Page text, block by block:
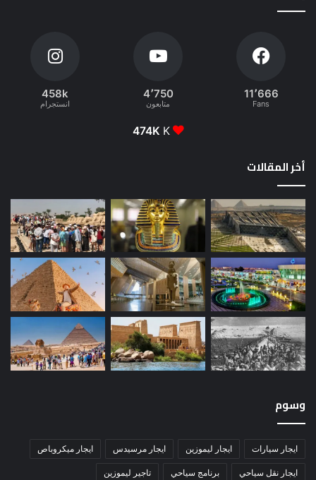
11٬666
Fans
4٬750
متابعون
458k
انستجرام
474K K
أخر المقالات
وسوم
ايجار سيارات ايجار ليموزين ايجار مرسيدس ايجار ميكروباص
ايجار نقل سياحي برنامج سياحي تاجير ليموزين